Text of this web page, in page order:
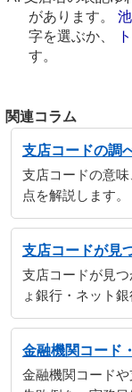
があります。
字を選ぶか、
す。
関連コラム
支店コードの調
支店コードの意
点を解説します。
支店コードが見
支店コードが見
ょ銀行・ネット
金融機関コード
金融機関コード